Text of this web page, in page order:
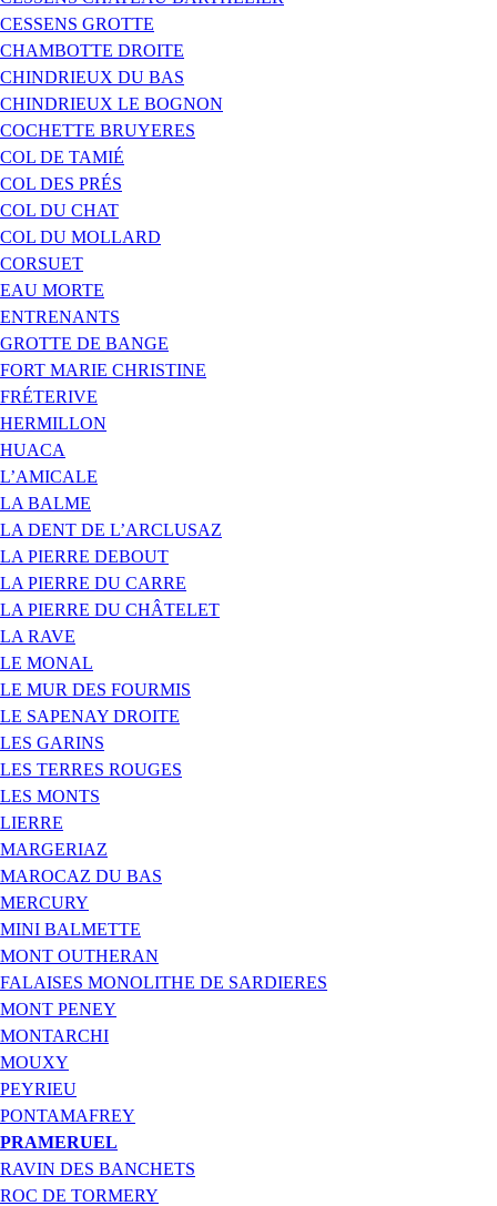
CESSENS GROTTE
CHAMBOTTE DROITE
CHINDRIEUX DU BAS
CHINDRIEUX LE BOGNON
COCHETTE BRUYERES
COL DE TAMIÉ
COL DES PRÉS
COL DU CHAT
COL DU MOLLARD
CORSUET
EAU MORTE
ENTRENANTS
GROTTE DE BANGE
FORT MARIE CHRISTINE
FRÉTERIVE
HERMILLON
HUACA
L’AMICALE
LA BALME
LA DENT DE L’ARCLUSAZ
LA PIERRE DEBOUT
LA PIERRE DU CARRE
LA PIERRE DU CHÂTELET
LA RAVE
LE MONAL
LE MUR DES FOURMIS
LE SAPENAY DROITE
LES GARINS
LES TERRES ROUGES
LES MONTS
LIERRE
MARGERIAZ
MAROCAZ DU BAS
MERCURY
MINI BALMETTE
MONT OUTHERAN
FALAISES MONOLITHE DE SARDIERES
MONT PENEY
MONTARCHI
MOUXY
PEYRIEU
PONTAMAFREY
PRAMERUEL
RAVIN DES BANCHETS
ROC DE TORMERY